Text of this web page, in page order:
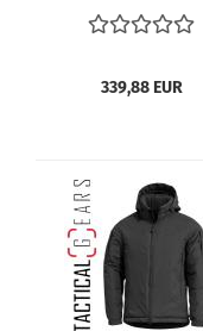
SCHWARZ
339,88 EUR